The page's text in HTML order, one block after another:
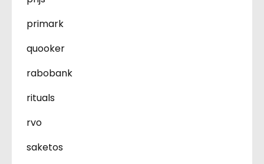
primark
quooker
rabobank
rituals
rvo
saketos